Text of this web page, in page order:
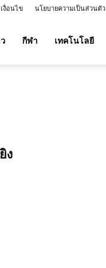
งื่อนไข นโยบายความเป็นส่วนตัว
กีฬา เทคโนโลยี
ง